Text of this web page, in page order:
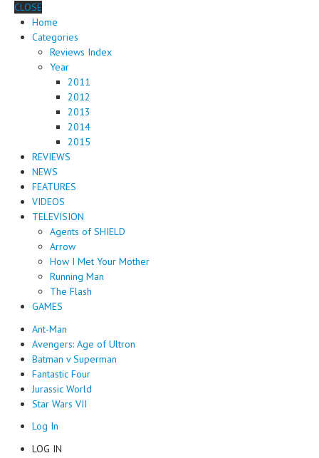
CLOSE
Home
Categories
Reviews Index
Year
2011
2012
2013
2014
2015
REVIEWS
NEWS
FEATURES
VIDEOS
TELEVISION
Agents of SHIELD
Arrow
How I Met Your Mother
Running Man
The Flash
GAMES
Ant-Man
Avengers: Age of Ultron
Batman v Superman
Fantastic Four
Jurassic World
Star Wars VII
Log In
LOG IN